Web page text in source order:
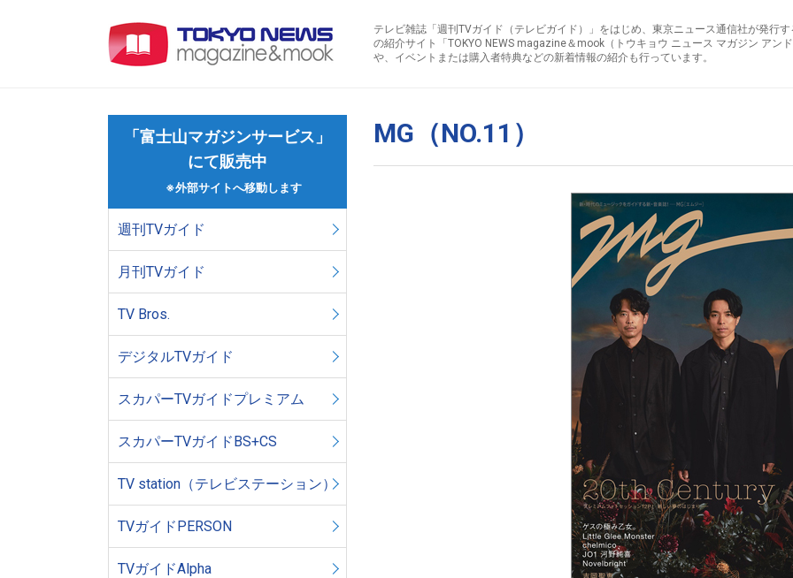
テレビ雑誌「週刊TVガイド（テレビガイド）」をはじめ、東京ニュース通信社が発行
の紹介サイト「TOKYO NEWS magazine＆mook（トウキョウ ニュース マガジン アン
や、イベントまたは購入者特典などの新着情報の紹介も行っています。
MG（NO.11）
「富士山マガジンサービス」
にて販売中
※外部サイトへ移動します
週刊TVガイド
月刊TVガイド
TV Bros.
デジタルTVガイド
スカパーTVガイドプレミアム
スカパーTVガイドBS+CS
TV station（テレビステーション）
TVガイドPERSON
TVガイドAlpha